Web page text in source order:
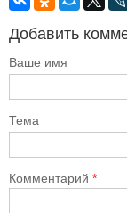
Добавить
Ваше имя
Тема
Комментарий *